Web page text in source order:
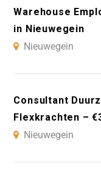
Warehouse
in Nieuwegein
Nieuwegein
Consultant
Flexkrachten –
Nieuwegein